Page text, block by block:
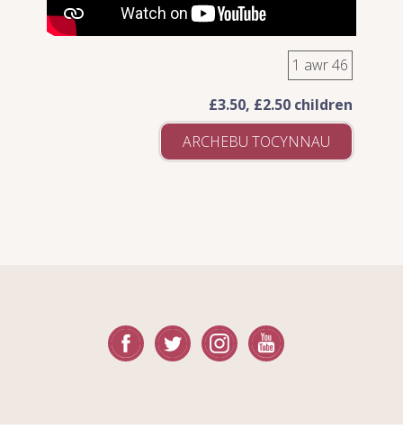
1 awr 46
£3.50, £2.50 children
ARCHEBU TOCYNNAU